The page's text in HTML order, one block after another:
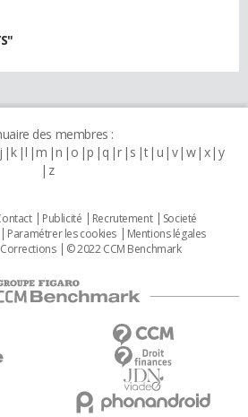
des membres :
j k l m n o p q r s t u v w x y
z
Publicité Recrutement
Societé
Paramétrer les cookies
Mentions légales
Corrections © 2022 CCM Benchmark